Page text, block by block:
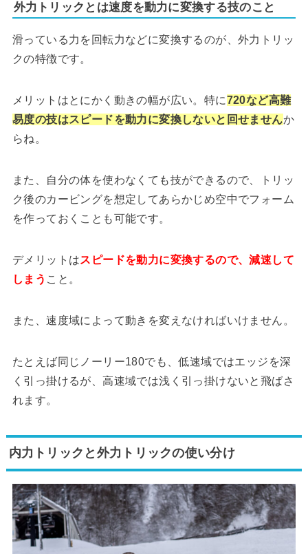
外力トリックとは速度を動力に変換する技のこと
滑っている力を回転力などに変換するのが、外力トリッ
クの特徴です。
メリットはとにかく動きの幅が広い。特に720など高難
易度の技はスピードを動力に変換しないと回せませんか
らね。
また、自分の体を使わなくても技ができるので、トリッ
ク後のカービングを想定してあらかじめ空中でフォーム
を作っておくことも可能です。
デメリットはスピードを動力に変換するので、減速して
しまう こと。
また、速度域によって動きを変えなければいけません。
たとえば同じノーリー180でも、低速域ではエッジを深
く引っ掛けるが、高速域では浅く引っ掛けないと飛ばさ
れます。
内力トリックと外力トリックの使い分け